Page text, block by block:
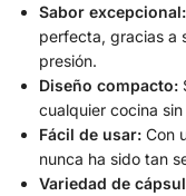
Sabor excepcional:
perfecta, gracias a
presión.
Diseño compacto:
cualquier cocina
Fácil de usar: Con
nunca ha sido tan
Variedad de